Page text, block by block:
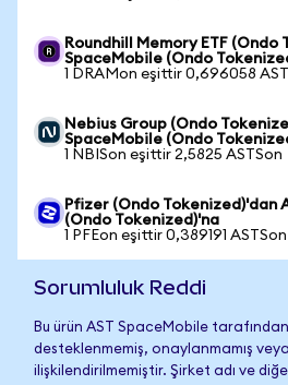
Roundhill Memory ETF (Ondo
SpaceMobile (Ondo
1 DRAMon eşittir 0,696058
Nebius Group (Ondo
SpaceMobile (Ondo
1 NBISon eşittir 2,5825 ASTSon
Pfizer (Ondo Tokenized)'dan
(Ondo Tokenized)'na
1 PFEon eşittir 0,389191 ASTSon
Sorumluluk Reddi
Bu ürün AST SpaceMobile
desteklenmemiş, onaylanmamış
ilişkilendirilmemiştir. Şirket adı ve